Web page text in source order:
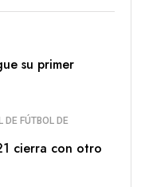
su primer
DE FÚTBOL DE
cierra con otro